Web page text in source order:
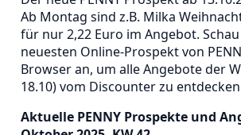
Ab Montag sind z.B. Milka
für nur 2,22 Euro im Angebot.
neuesten Online-Prospekt von
Browser an, um alle Angebote der
18.10) vom Discounter zu
Aktuelle PENNY Prospekte und